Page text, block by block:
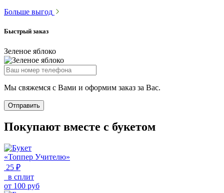
Больше выгод
Быстрый заказ
Зеленое яблоко
Мы свяжемся с Вами и оформим заказ за Вас.
Отправить
Покупают вместе с букетом
«Топпер Учителю»
25 ₽
в сплит
от 100 руб